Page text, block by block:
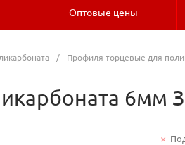
Оптовые цены
/ Профиля торцевые для
6мм